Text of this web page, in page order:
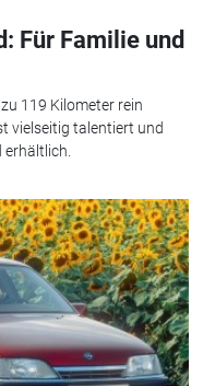
Für Familie und
119 Kilometer rein
vielseitig talentiert und
erhältlich.